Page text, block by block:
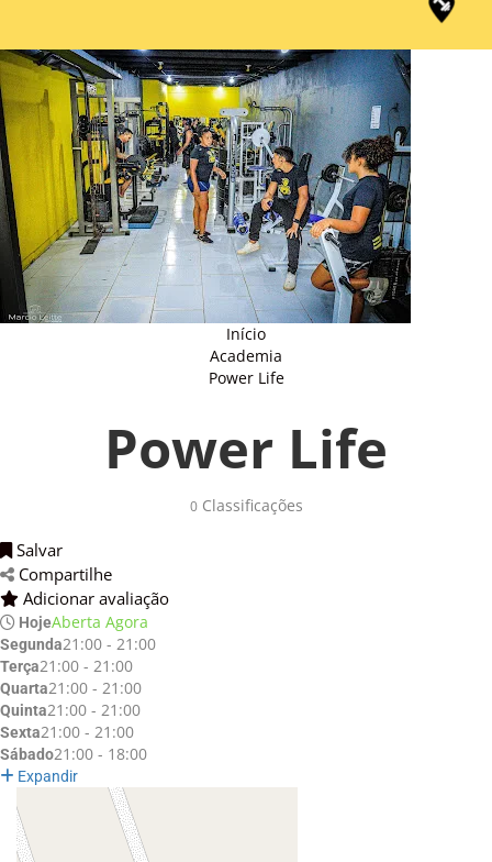
Início
Academia
Power Life
Power Life
0Classificações
Salvar
Compartilhe
Adicionar avaliação
HojeAberta Agora
Segunda21:00 - 21:00
Terça21:00 - 21:00
Quarta21:00 - 21:00
Quinta21:00 - 21:00
Sexta21:00 - 21:00
Sábado21:00 - 18:00
Expandir